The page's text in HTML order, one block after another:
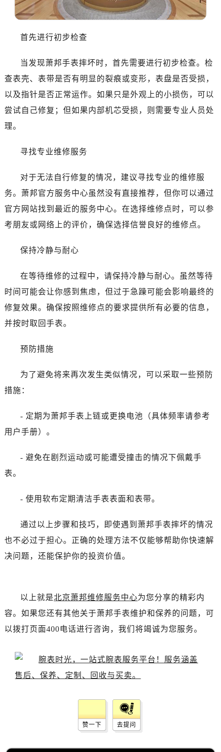
首先进行初步检查
当发现萧邦手表摔坏时，首先需要进行初步检查。检
查表壳、表带是否有明显的裂痕或变形，表盘是否受损，
以及指针是否正常运作。如果只是外观上的小损伤，可以
尝试自己修复；但如果内部机芯受损，则需要专业人员处
理。
寻找专业维修服务
对于无法自行修复的情况，建议寻找专业的维修服
务。萧邦官方服务中心虽然没有直接推荐，但你可以通过
官方网站找到最近的服务中心。在选择维修点时，可以参
考朋友或网络上的评价，确保选择信誉良好的维修点。
保持冷静与耐心
在等待维修的过程中，请保持冷静与耐心。虽然等待
时间可能会让你感到焦虑，但过于急躁可能会影响最终的
修复效果。确保按照维修点的要求提供所有必要的信息，
并按时取回手表。
预防措施
为了避免将来再次发生类似情况，可以采取一些预防
措施：
- 定期为萧邦手表上链或更换电池（具体频率请参考
用户手册）。
- 避免在剧烈运动或可能遭受撞击的情况下佩戴手
表。
- 使用软布定期清洁手表表面和表带。
通过以上步骤和技巧，即使遇到萧邦手表摔坏的情况
也不必过于担心。正确的处理方法不仅能够帮助你快速解
决问题，还能保护你的投资价值。
以上就是北京萧邦维修服务中心为您分享的精彩内
容。如果您还有其他关于萧邦手表维护和保养的问题，可
以拨打页面400电话进行咨询，我们将竭诚为您服务。
赞一下 去提问